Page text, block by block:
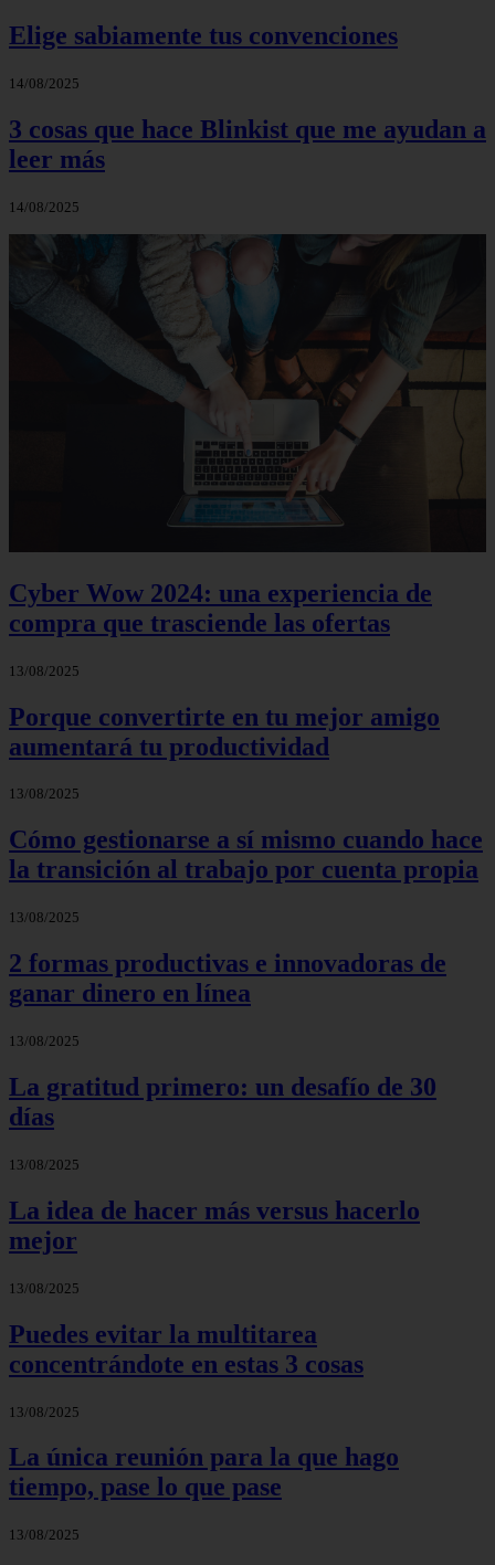
Elige sabiamente tus convenciones
14/08/2025
3 cosas que hace Blinkist que me ayudan a
leer más
14/08/2025
Cyber Wow 2024: una experiencia de
compra que trasciende las ofertas
13/08/2025
Porque convertirte en tu mejor amigo
aumentará tu productividad
13/08/2025
Cómo gestionarse a sí mismo cuando hace
la transición al trabajo por cuenta propia
13/08/2025
2 formas productivas e innovadoras de
ganar dinero en línea
13/08/2025
La gratitud primero: un desafío de 30
días
13/08/2025
La idea de hacer más versus hacerlo
mejor
13/08/2025
Puedes evitar la multitarea
concentrándote en estas 3 cosas
13/08/2025
La única reunión para la que hago
tiempo, pase lo que pase
13/08/2025